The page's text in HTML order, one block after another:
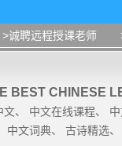
>诚聘远程授课老师
BEST CHINESE
文、 中文在线课程、
中文词典、 古诗精选